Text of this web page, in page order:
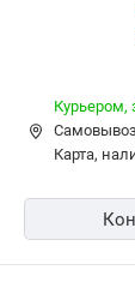
Курьером,
Самовывоз
карта,